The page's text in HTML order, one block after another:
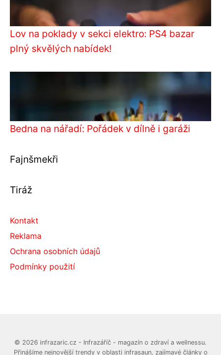
Lov na poklady v sekci elektro: PS4 bazar
plný skvělých nabídek!
Bedna na nářadí: Pořádek v dílně i garáži
Fajnšmekři
Tiráž
Kontakt
Reklama
Ochrana osobních údajů
Podmínky použití
© 2026 infrazaric.cz - Infrazáříč - magazín o zdraví a wellnessu.
Přinášíme nejnovější trendy v oblasti infrasaun, zajímavé články o